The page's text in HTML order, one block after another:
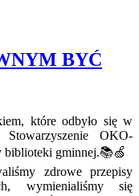
BYĆ
które odbyło się w
OKO-
biblioteki gminnej.📚🍏
zdrowe przepisy
wymienialiśmy się